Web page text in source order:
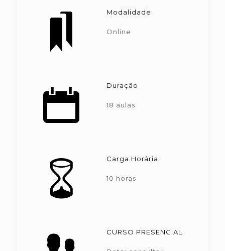
Modalidade
Online
Duração
18 aulas
Carga Horária
10 horas
CURSO PRESENCIAL